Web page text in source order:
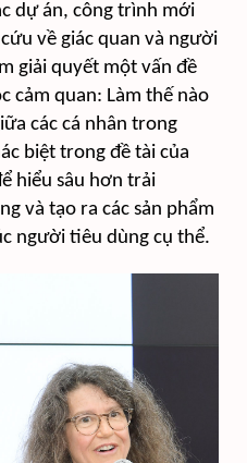
dự án, công trình mới
về giác quan và người
giải quyết một vấn đề
cảm quan: Làm thế nào
các cá nhân trong
biệt trong đề tài của
hiểu sâu hơn trải
và tạo ra các sản phẩm
người tiêu dùng cụ thể.